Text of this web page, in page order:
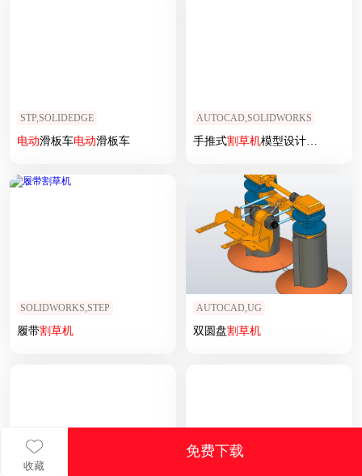
收藏
免费下载
STP,SOLIDEDGE
电动滑板车电动滑板车
AUTOCAD,SOLIDWORKS
手推式割草机模型设计含三维二维说明书
SOLIDWORKS,STEP
履带割草机
AUTOCAD,UG
双圆盘割草机